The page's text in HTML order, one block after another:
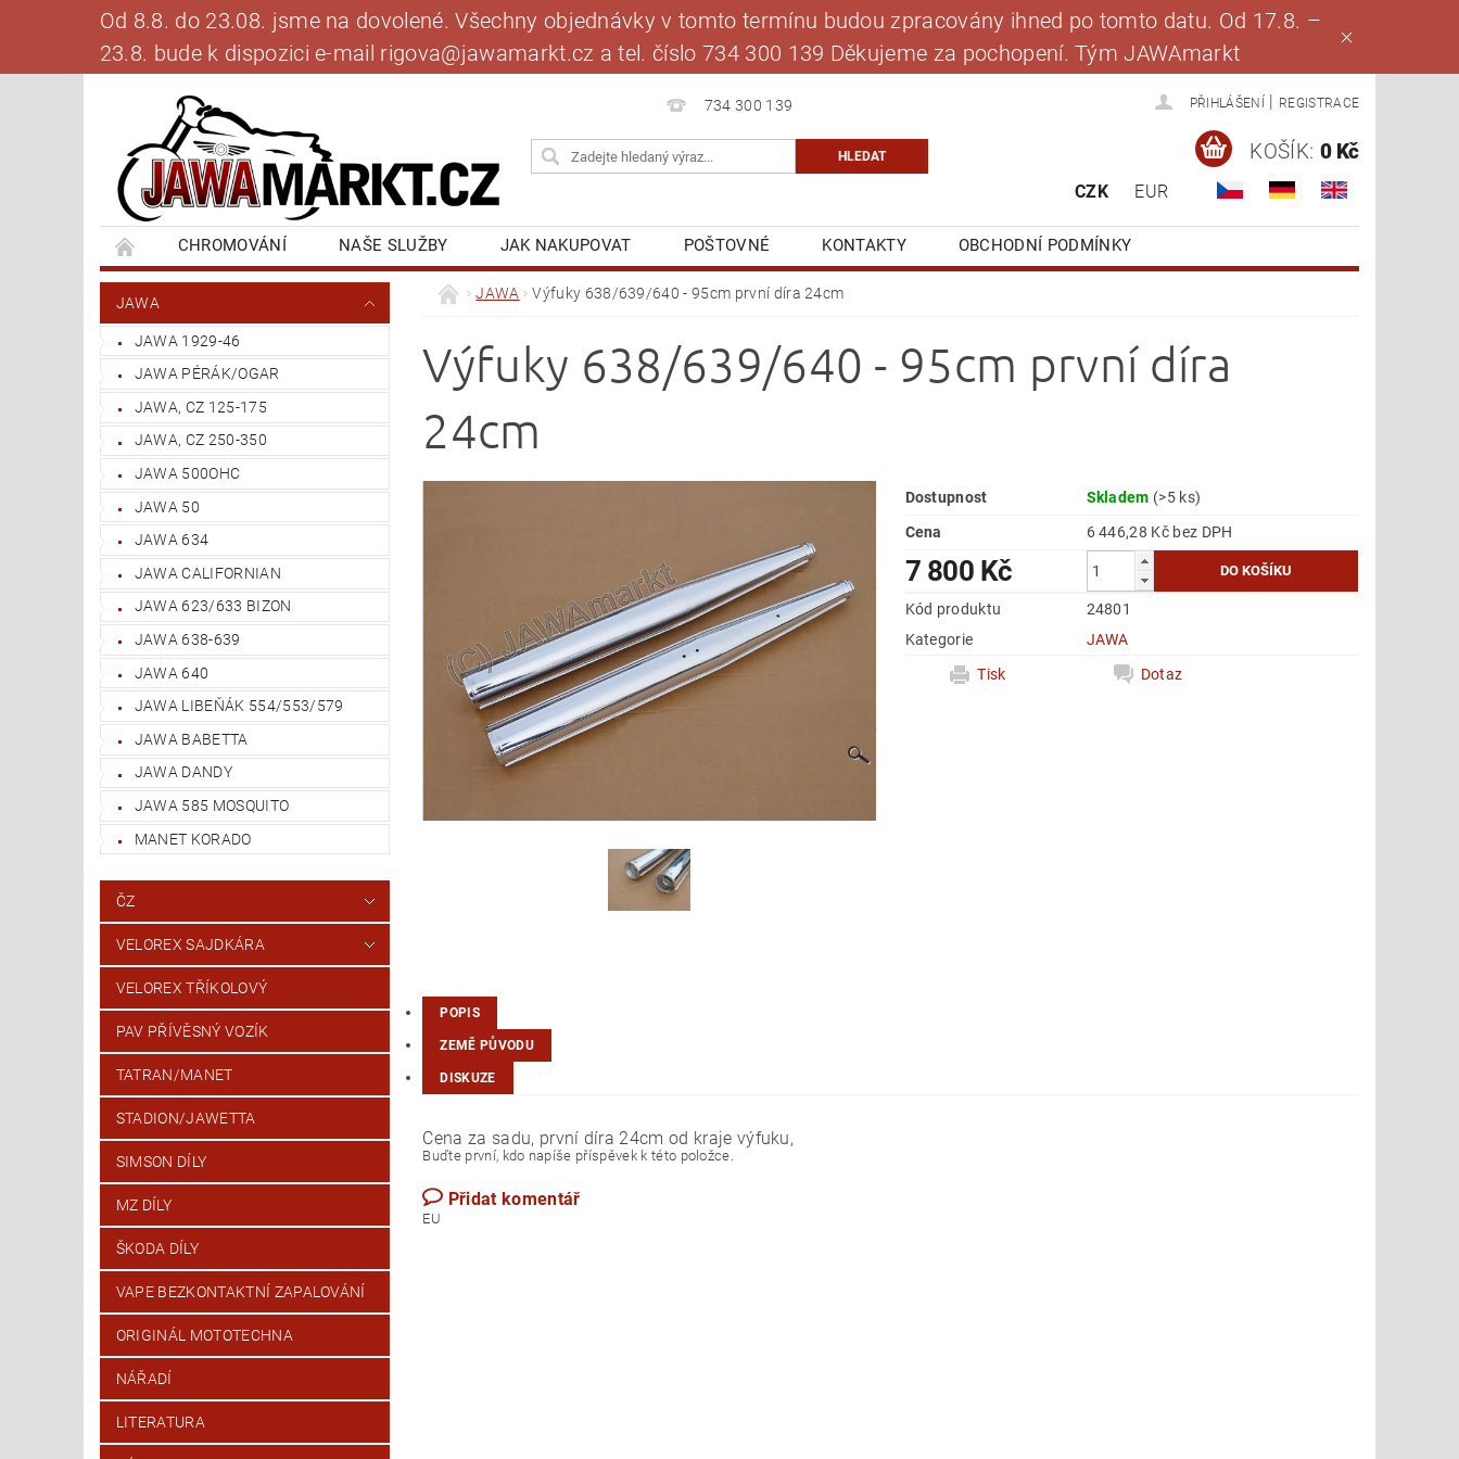
Od 8.8. do 23.08. jsme na dovolené. Všechny objednávky v tomto termínu budou zpracovány ihned po tomto datu. Od 17.8. –
23.8. bude k dispozici e-mail rigova@jawamarkt.cz a tel. číslo 734 300 139 Děkujeme za pochopení. Tým JAWAmarkt
734 300 139 PŘIHLÁŠENÍ REGISTRACE
CZK EUR
KOŠÍK: 0 Kč
CHROMOVÁNÍ NAŠE SLUŽBY JAK NAKUPOVAT POŠTOVNÉ KONTAKTY
OBCHODNÍ PODMÍNKY
BANKOVNÍ SPOJENÍ
NAPIŠTE NÁM BLOG MOJE OBJEDNÁVKA
JAWA
JAWA 1929-46
JAWA PÉRÁK/OGAR
JAWA, CZ 125-175
JAWA, CZ 250-350
JAWA 500OHC
JAWA 50
JAWA 634
JAWA CALIFORNIAN
JAWA 623/633 BIZON
JAWA 638-639
JAWA 640
JAWA LIBEŇÁK 554/553/579
JAWA BABETTA
JAWA DANDY
JAWA 585 MOSQUITO
MANET KORADO
ČZ
VELOREX SAJDKÁRA
VELOREX TŘÍKOLOVÝ
PAV PŘÍVĚSNÝ VOZÍK
TATRAN/MANET
STADION/JAWETTA
SIMSON DÍLY
MZ DÍLY
ŠKODA DÍLY
VAPE BEZKONTAKTNÍ ZAPALOVÁNÍ
ORIGINÁL MOTOTECHNA
NÁŘADÍ
LITERATURA
JAWA Výfuky 638/639/640 - 95cm první díra 24cm
Výfuky 638/639/640 - 95cm první díra
24cm
Dostupnost Skladem (>5 ks)
Cena
6 446,28 Kč bez DPH
7 800 Kč
Kód produktu
24801
Kategorie
JAWA
Tisk
Dotaz
POPIS
ZEMĚ PŮVODU
DISKUZE
Cena za sadu, první díra 24cm od kraje výfuku,
Buďte první, kdo napíše příspěvek k této položce.
Přidat komentář
EU